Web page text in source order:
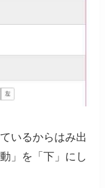
いるからはみ出
」を「下」にし